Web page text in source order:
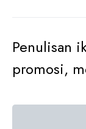
Penulisan
promosi,